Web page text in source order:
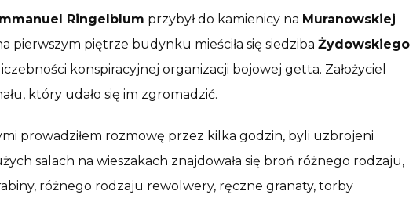
Ringelblum przybył do kamienicy na Muranowskiej
pierwszym piętrze budynku mieściła się siedziba Żydowskiego
konspiracyjnej organizacji bojowej getta. Założyciel
który udało się im zgromadzić.
prowadziłem rozmowę przez kilka godzin, byli uzbrojeni
salach na wieszakach znajdowała się broń różnego rodzaju,
różnego rodzaju rewolwery, ręczne granaty, torby